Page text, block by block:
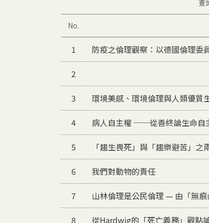
查
No.
1 防疫之倫理觀察：以德國倫理委
2
3 環境美感、環境倫理與人類優質
4 病人自主權 ──從善終論生命自
5 「趨生畏死」與「趨樂避苦」
6 我們對動物的責任
7 山林倫理是公民倫理 — 由「無
8 從Hardwig的「死亡義務」觀點